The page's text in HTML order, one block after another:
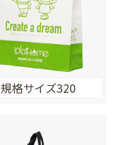
規格サイズ320